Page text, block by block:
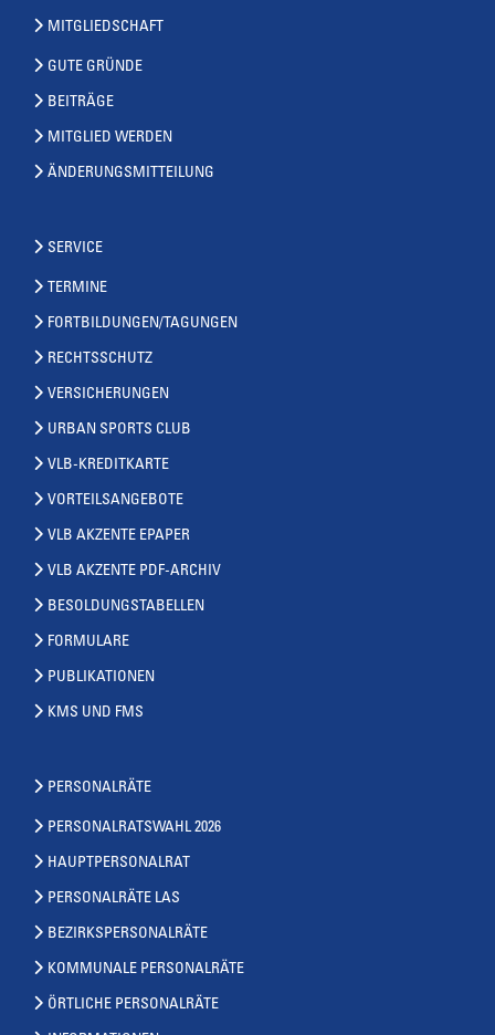
MITGLIEDSCHAFT
GUTE GRÜNDE
BEITRÄGE
MITGLIED WERDEN
ÄNDERUNGSMITTEILUNG
SERVICE
TERMINE
FORTBILDUNGEN/TAGUNGEN
RECHTSSCHUTZ
VERSICHERUNGEN
URBAN SPORTS CLUB
VLB-KREDITKARTE
VORTEILSANGEBOTE
VLB AKZENTE EPAPER
VLB AKZENTE PDF-ARCHIV
BESOLDUNGSTABELLEN
FORMULARE
PUBLIKATIONEN
KMS UND FMS
PERSONALRÄTE
PERSONALRATSWAHL 2026
HAUPTPERSONALRAT
PERSONALRÄTE LAS
BEZIRKSPERSONALRÄTE
KOMMUNALE PERSONALRÄTE
ÖRTLICHE PERSONALRÄTE